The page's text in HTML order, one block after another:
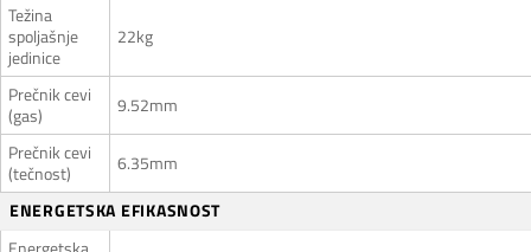
Težina
spoljašnje
jedinice
22kg
Prečnik cevi
(gas)
9.52mm
Prečnik cevi
(tečnost)
6.35mm
ENERGETSKA EFIKASNOST